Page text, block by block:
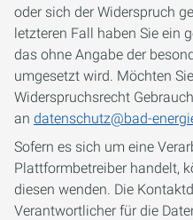
oder sich der Widerspruch
letzteren Fall haben Sie ein
das ohne Angabe der
umgesetzt wird. Möchten
Widerspruchsrecht
an datenschutz@bad-
Sofern es sich um eine
Plattformbetreiber handelt,
diesen wenden. Die
Verantwortlicher für die